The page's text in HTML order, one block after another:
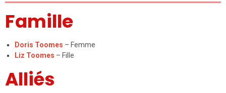
Famille
Doris Toomes – Femme
Liz Toomes – Fille
Alliés